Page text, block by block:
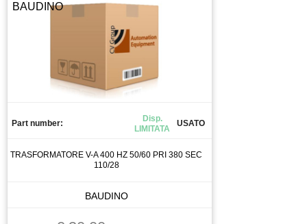
CANALIZZAZIONE
CAPICORDA
CASSETTO DI SALDATURA
CAVO
CELLA DI CARICO
BAUDINO
Part number:
Disp.
LIMITATA
USATO
TRASFORMATORE V-A 400 HZ 50/60 PRI 380 SEC
110/28
BAUDINO